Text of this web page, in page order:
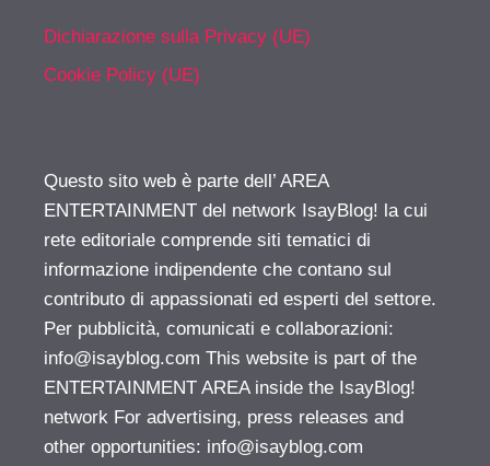
Dichiarazione sulla Privacy (UE)
Cookie Policy (UE)
Questo sito web è parte dell’ AREA
ENTERTAINMENT del network IsayBlog! la cui
rete editoriale comprende siti tematici di
informazione indipendente che contano sul
contributo di appassionati ed esperti del settore.
Per pubblicità, comunicati e collaborazioni:
info@isayblog.com This website is part of the
ENTERTAINMENT AREA inside the IsayBlog!
network For advertising, press releases and
other opportunities: info@isayblog.com